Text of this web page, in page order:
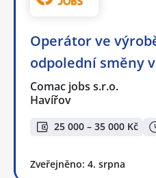
Operátor ve
odpolední směny
Comac jobs s.r.o.
Havířov
25 000 – 35 000 Kč
Zveřejněno: 4. srpna